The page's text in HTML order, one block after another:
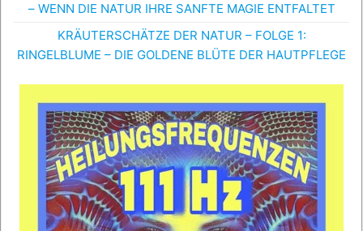
– WENN DIE NATUR IHRE SANFTE MAGIE ENTFALTET
KRÄUTERSCHÄTZE DER NATUR – FOLGE 1:
RINGELBLUME – DIE GOLDENE BLÜTE DER HAUTPFLEGE